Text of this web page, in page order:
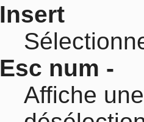
Insert
Esc num -
Affiche